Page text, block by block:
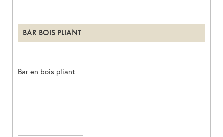
BAR BOIS PLIANT
Bar en bois pliant